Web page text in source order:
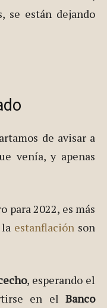
se están dejando
de avisar a
venía, y apenas
para 2022, es más
estanflación son
, esperando el
en el Banco